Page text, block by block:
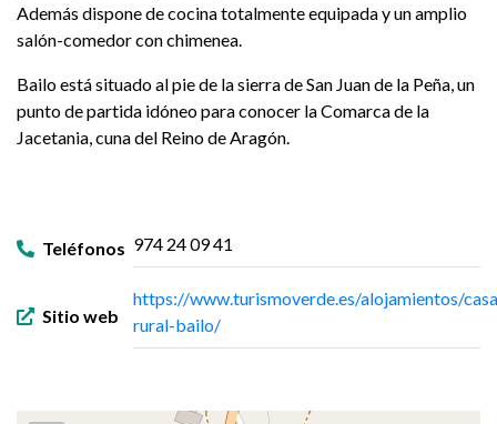
Además dispone de cocina totalmente equipada y un amplio
salón-comedor con chimenea.
Bailo está situado al pie de la sierra de San Juan de la Peña, un
punto de partida idóneo para conocer la Comarca de la
Jacetania, cuna del Reino de Aragón.
Teléfonos 974 24 09 41
Sitio web
https://www.turismoverde.es/alojamientos/
rural-bailo/